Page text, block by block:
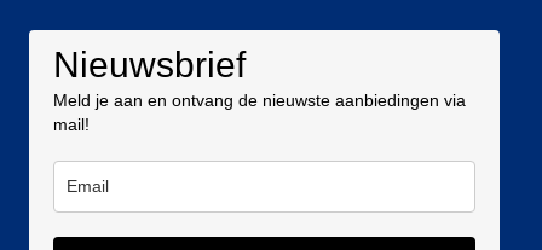
Nieuwsbrief
Meld je aan en ontvang de nieuwste aanbiedingen via
mail!